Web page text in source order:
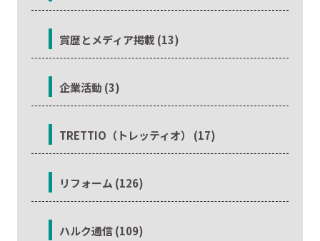
賞歴とメディア掲載 (13)
企業活動 (3)
TRETTIO（トレッティオ） (17)
リフォーム (126)
ハルク通信 (109)